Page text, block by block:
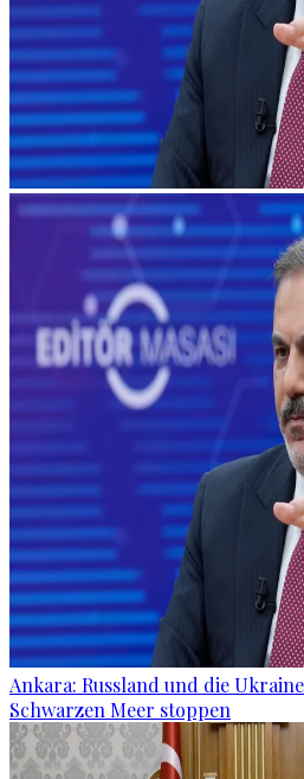
Ankara: Russland und die
Schwarzen Meer stoppen